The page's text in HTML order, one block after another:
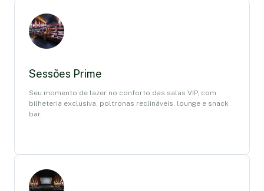
Sessões Prime
Seu momento de lazer no conforto das salas VIP, com
bilheteria exclusiva, poltronas reclináveis, lounge e snack
bar.